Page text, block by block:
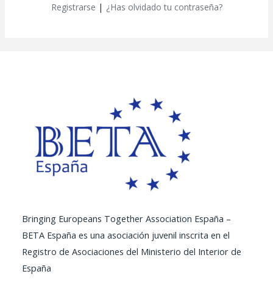
Registrarse | ¿Has olvidado tu contraseña?
Bringing Europeans Together Association España –
BETA España es una asociación juvenil inscrita en el
Registro de Asociaciones del Ministerio del Interior de
España